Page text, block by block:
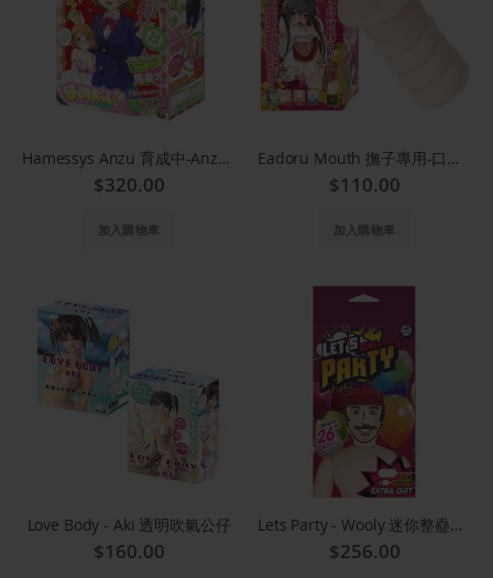
Hamessys Anzu 育成中-Anzu吹氣公仔
$320.00
加入購物車
Eadoru Mouth 撫子專用-口交自慰器 Okuchi
$110.00
加入購物車
Love Body - Aki 透明吹氣公仔
$160.00
Lets Party - Wooly 迷你整蠱吹氣公仔 28SFA
$256.00